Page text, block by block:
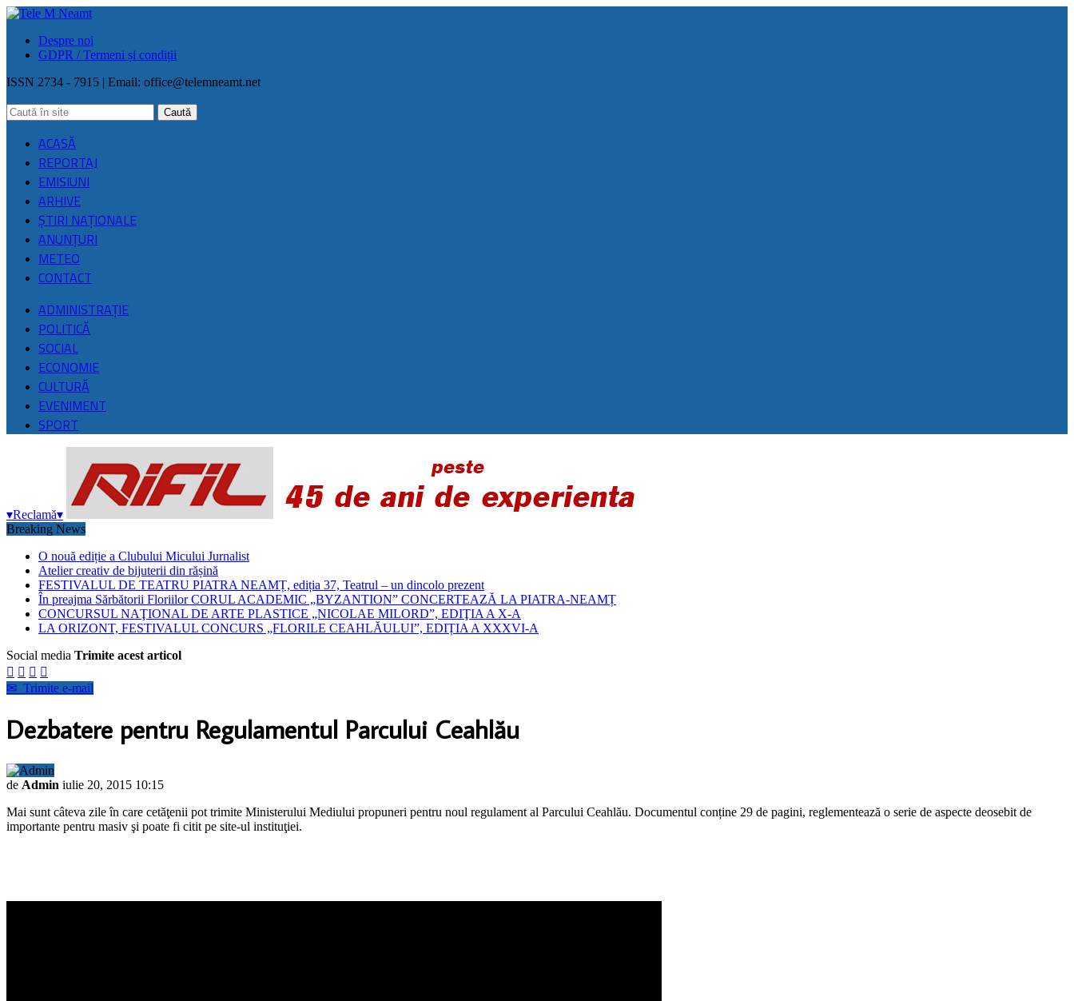
Despre noi
GDPR / Termeni și condiții
ISSN 2734 - 7915 | Email: office@telemneamt.net
ACASĂ
REPORTAJ
EMISIUNI
ARHIVE
ŞTIRI NAŢIONALE
ANUNȚURI
METEO
CONTACT
ADMINISTRAȚIE
POLITICĂ
SOCIAL
ECONOMIE
CULTURĂ
EVENIMENT
SPORT
▾Reclamă▾
Breaking News
O nouă ediție a Clubului Micului Jurnalist
Atelier creativ de bijuterii din rășină
FESTIVALUL DE TEATRU PIATRA NEAMȚ, ediția 37, Teatrul – un dincolo prezent
În preajma Sărbătorii Floriilor CORUL ACADEMIC „BYZANTION” CONCERTEAZĂ LA PIATRA-NEAMȚ
CONCURSUL NAŢIONAL DE ARTE PLASTICE „NICOLAE MILORD”, EDIŢIA A X-A
LA ORIZONT, FESTIVALUL CONCURS „FLORILE CEAHLĂULUI”, EDIȚIA A XXXVI-A
Social media Trimite acest articol
   
✉ Trimite e-mail
Dezbatere pentru Regulamentul Parcului Ceahlău
de Admin iulie 20, 2015 10:15
Mai sunt câteva zile în care cetăţenii pot trimite Ministerului Mediului propuneri pentru noul regulament al Parcului Ceahlău. Documentul conține 29 de pagini, reglementează o serie de aspecte deosebit de
importante pentru masiv şi poate fi citit pe site-ul instituţiei.